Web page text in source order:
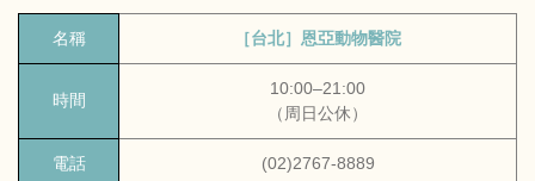
名稱 ［台北］恩亞動物醫院
時間
10:00–21:00
（周日公休）
電話 (02)2767-8889